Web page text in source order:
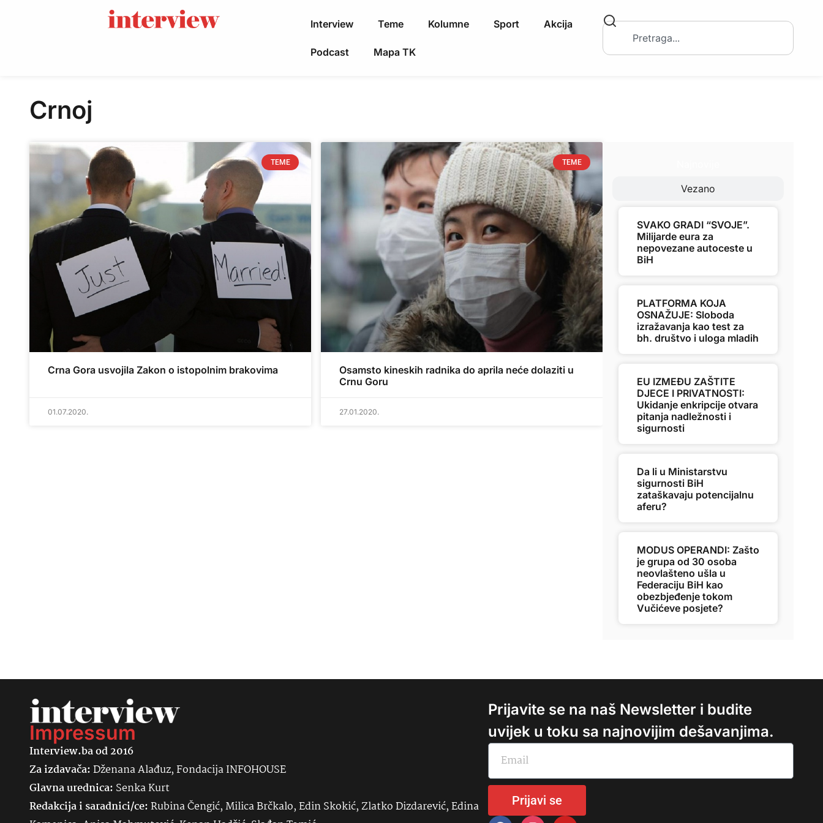
Interview Teme Kolumne Sport Akcija
Podcast Mapa TK
Crnoj
TEME
Crna Gora usvojila Zakon o istopolnim brakovima
01.07.2020.
TEME
Osamsto kineskih radnika do aprila neće dolaziti u
Crnu Goru
27.01.2020.
Vezano
SVAKO GRADI “SVOJE”.
Milijarde eura za
nepovezane autoceste u
BiH
PLATFORMA KOJA
OSNAŽUJE: Sloboda
izražavanja kao test za
bh. društvo i uloga mladih
EU IZMEĐU ZAŠTITE
DJECE I PRIVATNOSTI:
Ukidanje enkripcije otvara
pitanja nadležnosti i
sigurnosti
Da li u Ministarstvu
sigurnosti BiH
zataškavaju potencijalnu
aferu?
MODUS OPERANDI: Zašto
je grupa od 30 osoba
neovlašteno ušla u
Federaciju BiH kao
obezbjeđenje tokom
Vučićeve posjete?
Impressum
Interview.ba od 2016
Za izdavača:Dženana Alađuz, Fondacija INFOHOUSE
Glavna urednica: SenkaKurt
Redakcija i saradnici/ce:Rubina Čengić, Milica Brčkalo, Edin Skokić, Zlatko Dizdarević, Edina
Prijavite se na naš Newsletter i budite
uvijek u toku sa najnovijim dešavanjima.
Prijavi se